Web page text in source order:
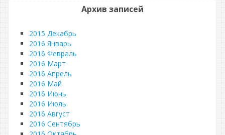
Архив записей
2015 Декабрь
2016 Январь
2016 Февраль
2016 Март
2016 Апрель
2016 Май
2016 Июнь
2016 Июль
2016 Август
2016 Сентябрь